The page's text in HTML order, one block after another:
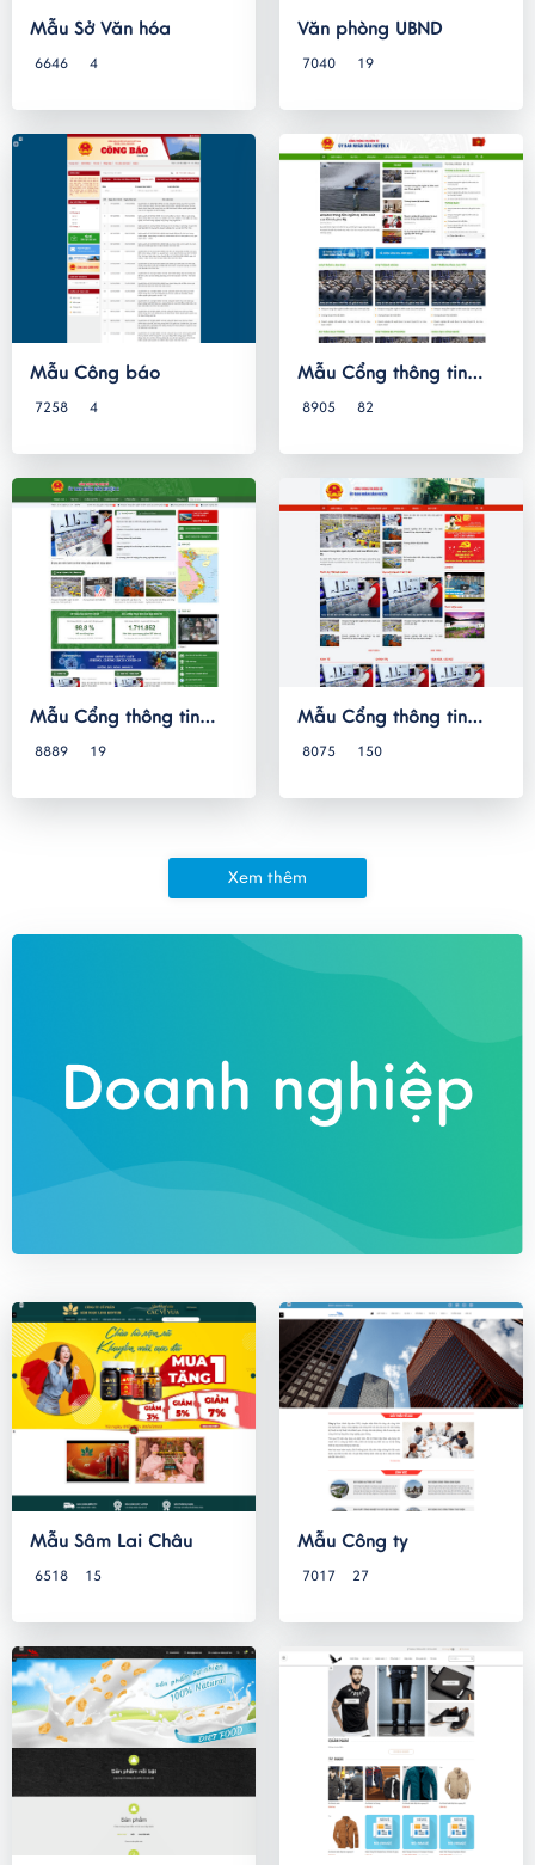
Mẫu Sở Văn hóa
6646 4
Văn phòng UBND
7040 19
Mẫu Công báo
7258 4
Mẫu Cổng thông tin
điện tử UBND 08
8905 82
Mẫu Cổng thông tin
điện tử UBND 07
8889 19
Mẫu Cổng thông tin
điện tử UBND 06
8075 150
Xem thêm
Doanh nghiệp
Mẫu Sâm Lai Châu
6518 15
Mẫu Công ty
7017 27